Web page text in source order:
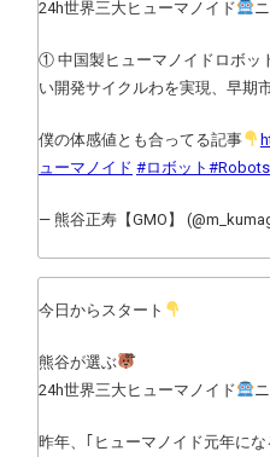
24h世界三大ヒューマノイド
① 中国製ヒューマノイドロボッ
い開発サイクルわを実現、早期
僕の体感値とも合ってる記事
ューマノイド #ロボット #Robots
— 熊谷正寿【GMO】
今日からスタート
熊谷が選ぶ
24h世界三大ヒューマノイド
昨年、｢ヒューマノイド元年に